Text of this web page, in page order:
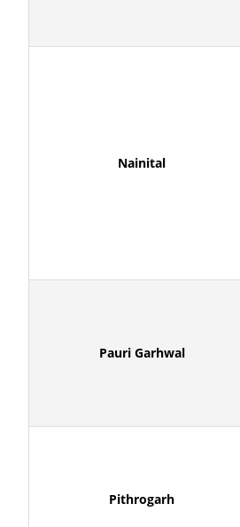
Nainital
Pauri Garhwal
Pithrogarh